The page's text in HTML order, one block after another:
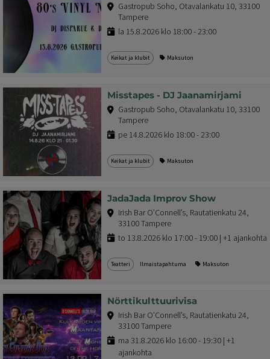
Gastropub Soho, Otavalankatu 10, 33100
Tampere
la 15.8.2026 klo 18:00 - 23:00
Keikat ja klubit Maksuton
Misstapes - DJ Jaanamirjami
Gastropub Soho, Otavalankatu 10, 33100
Tampere
pe 14.8.2026 klo 18:00 - 23:00
Keikat ja klubit Maksuton
JadaJada Improv Show
Irish Bar O’Connell’s, Rautatienkatu 24,
33100 Tampere
to 13.8.2026 klo 17:00 - 19:00 | +1 ajankohta
Teatteri Ilmaistapahtuma Maksuton
Nörttikulttuurivisa
Irish Bar O’Connell’s, Rautatienkatu 24,
33100 Tampere
ma 31.8.2026 klo 16:00 - 19:30 | +1
ajankohta